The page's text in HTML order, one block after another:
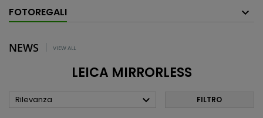
FOTOREGALI
NEWS VIEW ALL
LEICA MIRRORLESS
Rilevanza  FILTRO